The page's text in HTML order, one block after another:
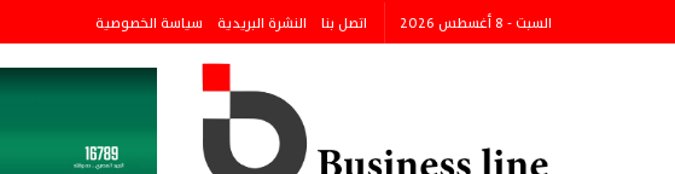
السبت - 8 أغسطس 2026 اتصل بنا النشرة البريدية سياسة الخصوصية